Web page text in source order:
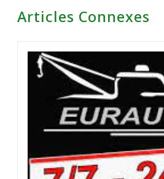
Articles Connexes